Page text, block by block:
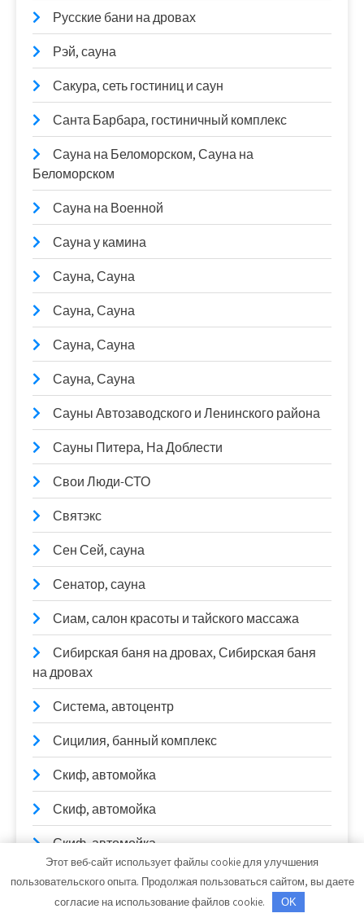
Русские бани на дровах
Рэй, сауна
Сакура, сеть гостиниц и саун
Санта Барбара, гостиничный комплекс
Сауна на Беломорском, Сауна на
Беломорском
Сауна на Военной
Сауна у камина
Сауна, Сауна
Сауна, Сауна
Сауна, Сауна
Сауна, Сауна
Сауны Автозаводского и Ленинского района
Сауны Питера, На Доблести
Свои Люди-СТО
Святэкс
Сен Сей, сауна
Сенатор, сауна
Сиам, салон красоты и тайского массажа
Сибирская баня на дровах, Сибирская баня
на дровах
Система, автоцентр
Сицилия, банный комплекс
Скиф, автомойка
Скиф, автомойка
Скиф, автомойка
Скиф, автомойка
Этот веб-сайт использует файлы cookie для улучшения
пользовательского опыта. Продолжая пользоваться сайтом, вы даете
согласие на использование файлов cookie.
OK